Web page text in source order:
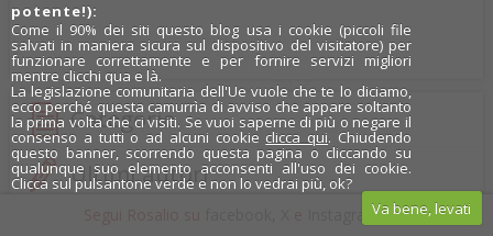
Categorie
Ultimi autori
x
Instagram
potente!):
Come il 90% dei siti questo blog usa i cookie (piccoli file
salvati in maniera sicura sul dispositivo del visitatore) per
funzionare correttamente e per fornire servizi migliori
mentre clicchi qua e là.
La legislazione comunitaria dell'Ue vuole che te lo diciamo,
ecco perché questa camurrìa di avviso che appare soltanto
la prima volta che ci visiti. Se vuoi saperne di più o negare il
consenso a tutti o ad alcuni cookie clicca qui. Chiudendo
questo banner, scorrendo questa pagina o cliccando su
qualunque suo elemento acconsenti all'uso dei cookie.
Clicca sul pulsantone verde e non lo vedrai più, ok?
Va bene, levati